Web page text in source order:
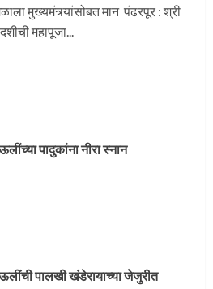
मुख्यमंत्र्यांसोबत मान पंढरपूर : श्री
महापूजा...
पादुकांना नीरा स्नान
पालखी खंडेरायाच्या जेजुरीत